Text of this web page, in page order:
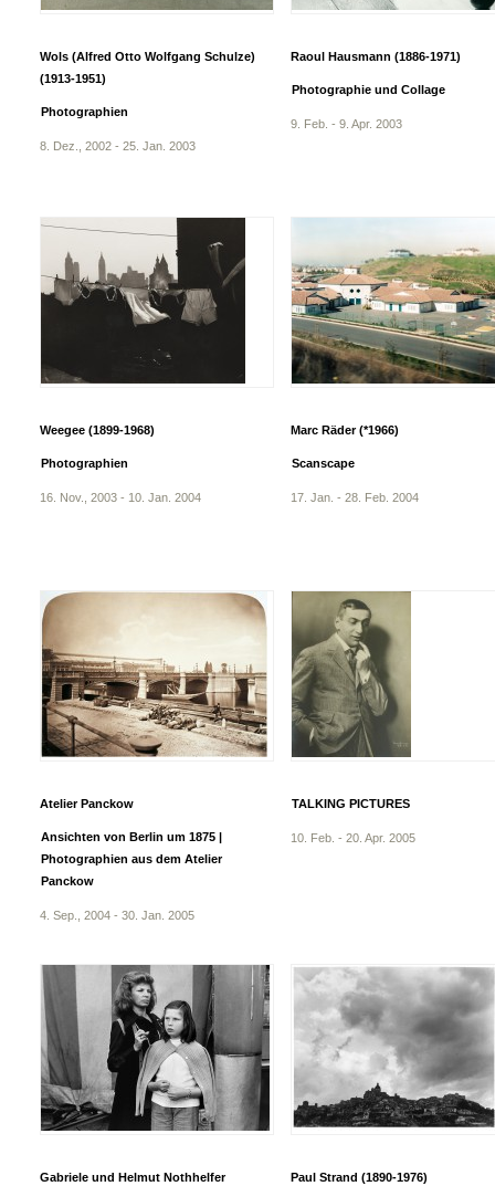
Wols (Alfred Otto Wolfgang Schulze)
(1913-1951)
Photographien
8. Dez., 2002 - 25. Jan. 2003
Raoul Hausmann (1886-1971)
Photographie und Collage
9. Feb. - 9. Apr. 2003
Weegee (1899-1968)
Photographien
16. Nov., 2003 - 10. Jan. 2004
Marc Räder (*1966)
Scanscape
17. Jan. - 28. Feb. 2004
Atelier Panckow
Ansichten von Berlin um 1875 |
Photographien aus dem Atelier
Panckow
4. Sep., 2004 - 30. Jan. 2005
TALKING PICTURES
10. Feb. - 20. Apr. 2005
Gabriele und Helmut Nothhelfer Paul Strand (1890-1976)